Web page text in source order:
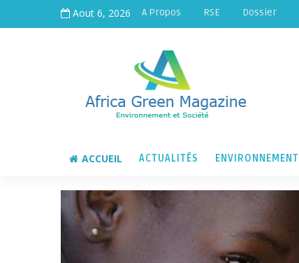
Aout 6, 2026 A Propos RSE Dossier
ACCUEIL ACTUALITÉS ENVIRONNEMENT